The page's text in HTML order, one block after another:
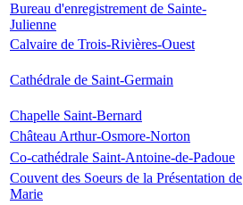
Bureau d'enregistrement de Sainte-
Julienne
Calvaire de Trois-Rivières-Ouest
Cathédrale de Saint-Germain
Chapelle Saint-Bernard
Château Arthur-Osmore-Norton
Co-cathédrale Saint-Antoine-de-Padoue
Couvent des Soeurs de la Présentation de
Marie